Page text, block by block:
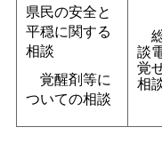
県民の安全と
平穏に関する
相談
覚醒剤等に
ついての相談
談
覚
相